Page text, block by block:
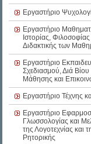
Εργαστήριο
Εργαστήριο
Ιστορίας, Φιλοσοφίας
Διδακτικής των
Εργαστήριο
Σχεδιασμού, Διά Βίου
Μάθησης και
Εργαστήριο Τέχνης
Εργαστήριο
Γλωσσολογίας και
της Λογοτεχνίας και
Ρητορικής